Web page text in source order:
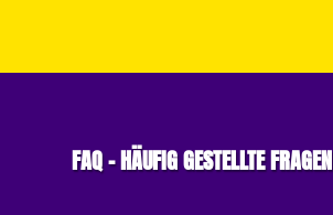
FAQ – HÄUFIG GESTELLTE FRAGEN